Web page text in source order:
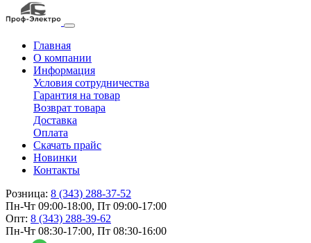
Главная
О компании
Информация
Условия сотрудничества
Гарантия на товар
Возврат товара
Доставка
Оплата
Скачать прайс
Новинки
Контакты
Розница: 8 (343) 288-37-52
Пн-Чт 09:00-18:00, Пт 09:00-17:00
Опт: 8 (343) 288-39-62
Пн-Чт 08:30-17:00, Пт 08:30-16:00